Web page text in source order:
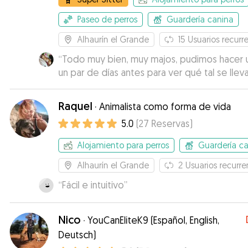
Paseo de perros
Guardería canina
Alhaurín el Grande
15 Usuarios
“Todo muy bien, muy majos, pudimos hacer
un par de días antes para ver qué tal se
resto de perros Rápida comunicación y el perro bien
cuidado
Raquel · Animalista como forma de vida
5.0 (27 Reservas)
Alojamiento para perros
Guardería
Alhaurín el Grande
2 Usuarios
“Fácil e intuitivo”
Nico · YouCanEliteK9 (Español, English,
Deutsch)